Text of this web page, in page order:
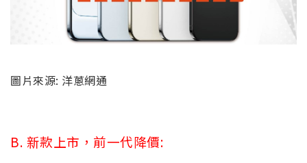
圖片來源: 洋蔥網通
B. 新款上市，前一代降價: